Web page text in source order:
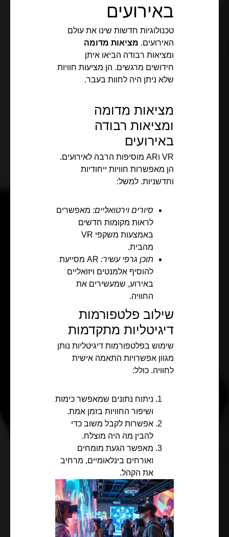
באירועים
טכנולוגיות חדשות שינו את עולם
האירועים. מציאות מדומה
ומציאות רבודה הביאו איתן
חידושים מרגשים. הן מציעות חוויות
שלא ניתן היה לחוות בעבר.
מציאות מדומה
ומציאות רבודה
באירועים
VR וAR מוסיפות הרבה לאירועים.
הן מאפשרות חוויות ייחודיות
וחדשניות. למשל:
סיורים וירטואליים: מאפשרים
לראות מקומות חדשים
באמצעות משקפי VR
מהבית.
תוכן גרפי עשיר:
AR מסייעת
להוסיף אלמנטים ויזואליים
באירוע, שמעשירים את
החוויה.
שילוב פלטפורמות
דיגיטליות מתקדמות
שימוש בפלטפורמות דיגיטליות נותן
מגוון אפשרויות התאמה אישית
לחוויה. כולל:
ניתוח נתונים שמאפשר כימות
ושיפור החוויות בזמן אמת.
אפשרות לקבל משוב כדי
להבין מה היה מוצלח.
מאפשר הגעת מומחים
ואורחים בינלאומיים, מרחיב
את הקהל.